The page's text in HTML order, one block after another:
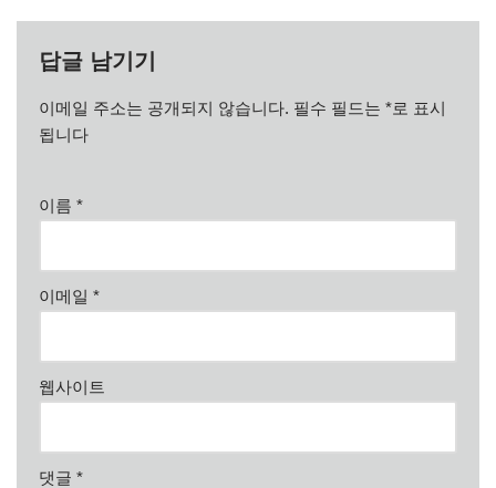
답글 남기기
이메일 주소는 공개되지 않습니다. 필수 필드는 *로 표시
됩니다
이름 *
이메일 *
웹사이트
댓글 *